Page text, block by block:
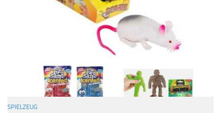
SPIELZEUG